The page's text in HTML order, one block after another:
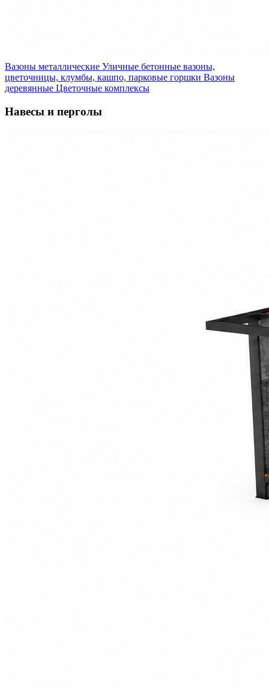
Вазоны металлические Уличные бетонные вазоны,
цветочницы, клумбы, кашпо, парковые горшки Вазоны
деревянные Цветочные комплексы
Навесы и перголы